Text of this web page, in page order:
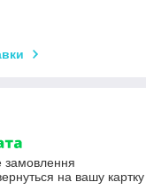
замовлення
на вашу картку